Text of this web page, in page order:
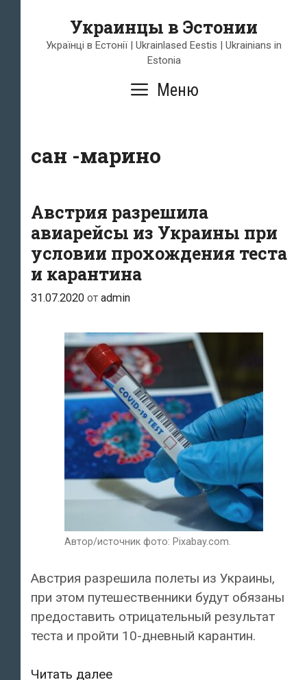
содержимому
Украинцы в Эстонии
Українці в Естонії | Ukrainlased Eestis | Ukrainians in
Estonia
Меню
сан -марино
Австрия разрешила
авиарейсы из Украины при
условии прохождения теста
и карантина
31.07.2020 от admin
Автор/источник фото: Pixabay.com.
Австрия разрешила полеты из Украины,
при этом путешественники будут обязаны
предоставить отрицательный результат
теста и пройти 10-дневный карантин.
Читать далееАвстрия